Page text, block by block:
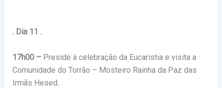
. Dia 11 .
17h00 – Preside à celebração da Eucaristia e visita a
Comunidade do Torrão – Mosteiro Rainha da Paz das
Irmãs Hesed.